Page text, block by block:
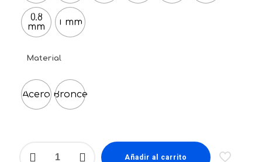
0.8
mm
1 mm
Material
Acero Bronce
Añadir al carrito